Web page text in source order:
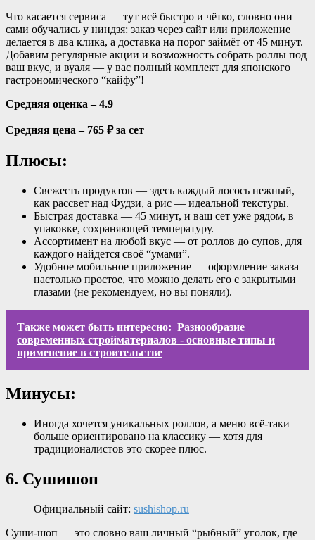
Что касается сервиса — тут всё быстро и чётко, словно они
сами обучались у ниндзя: заказ через сайт или приложение
делается в два клика, а доставка на порог займёт от 45 минут.
Добавим регулярные акции и возможность собрать роллы под
ваш вкус, и вуаля — у вас полный комплект для японского
гастрономического “кайфу”!
Средняя оценка – 4.9
Средняя цена – 765 ₽ за сет
Плюсы:
Свежесть продуктов — здесь каждый лосось нежный,
как рассвет над Фудзи, а рис — идеальной текстуры.
Быстрая доставка — 45 минут, и ваш сет уже рядом, в
упаковке, сохраняющей температуру.
Ассортимент на любой вкус — от роллов до супов, для
каждого найдется своё “умами”.
Удобное мобильное приложение — оформление заказа
настолько простое, что можно делать его с закрытыми
глазами (не рекомендуем, но вы поняли).
Также может быть интересно: Разнообразие
современных стройматериалов - основные типы и
применение в строительстве
Минусы:
Иногда хочется уникальных роллов, а меню всё-таки
больше ориентировано на классику — хотя для
традиционалистов это скорее плюс.
6. Сушишоп
Официальный сайт: sushishop.ru
Суши-шоп — это словно ваш личный “рыбный” уголок, где